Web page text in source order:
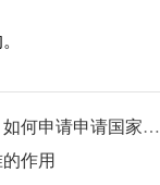
请国家标准参与制定？
作用